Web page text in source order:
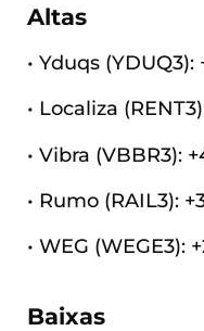
Altas
• Yduqs (YDUQ3):
• Localiza
• Vibra (VBBR3):
• Rumo (RAIL3):
• WEG (WEGE3):
Baixas